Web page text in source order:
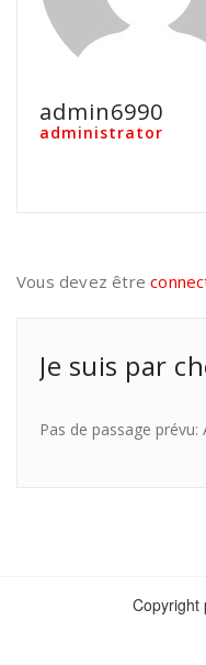
admin6990
administrator
Vous devez être
Je suis par
Pas de passage prévu:
Copyright